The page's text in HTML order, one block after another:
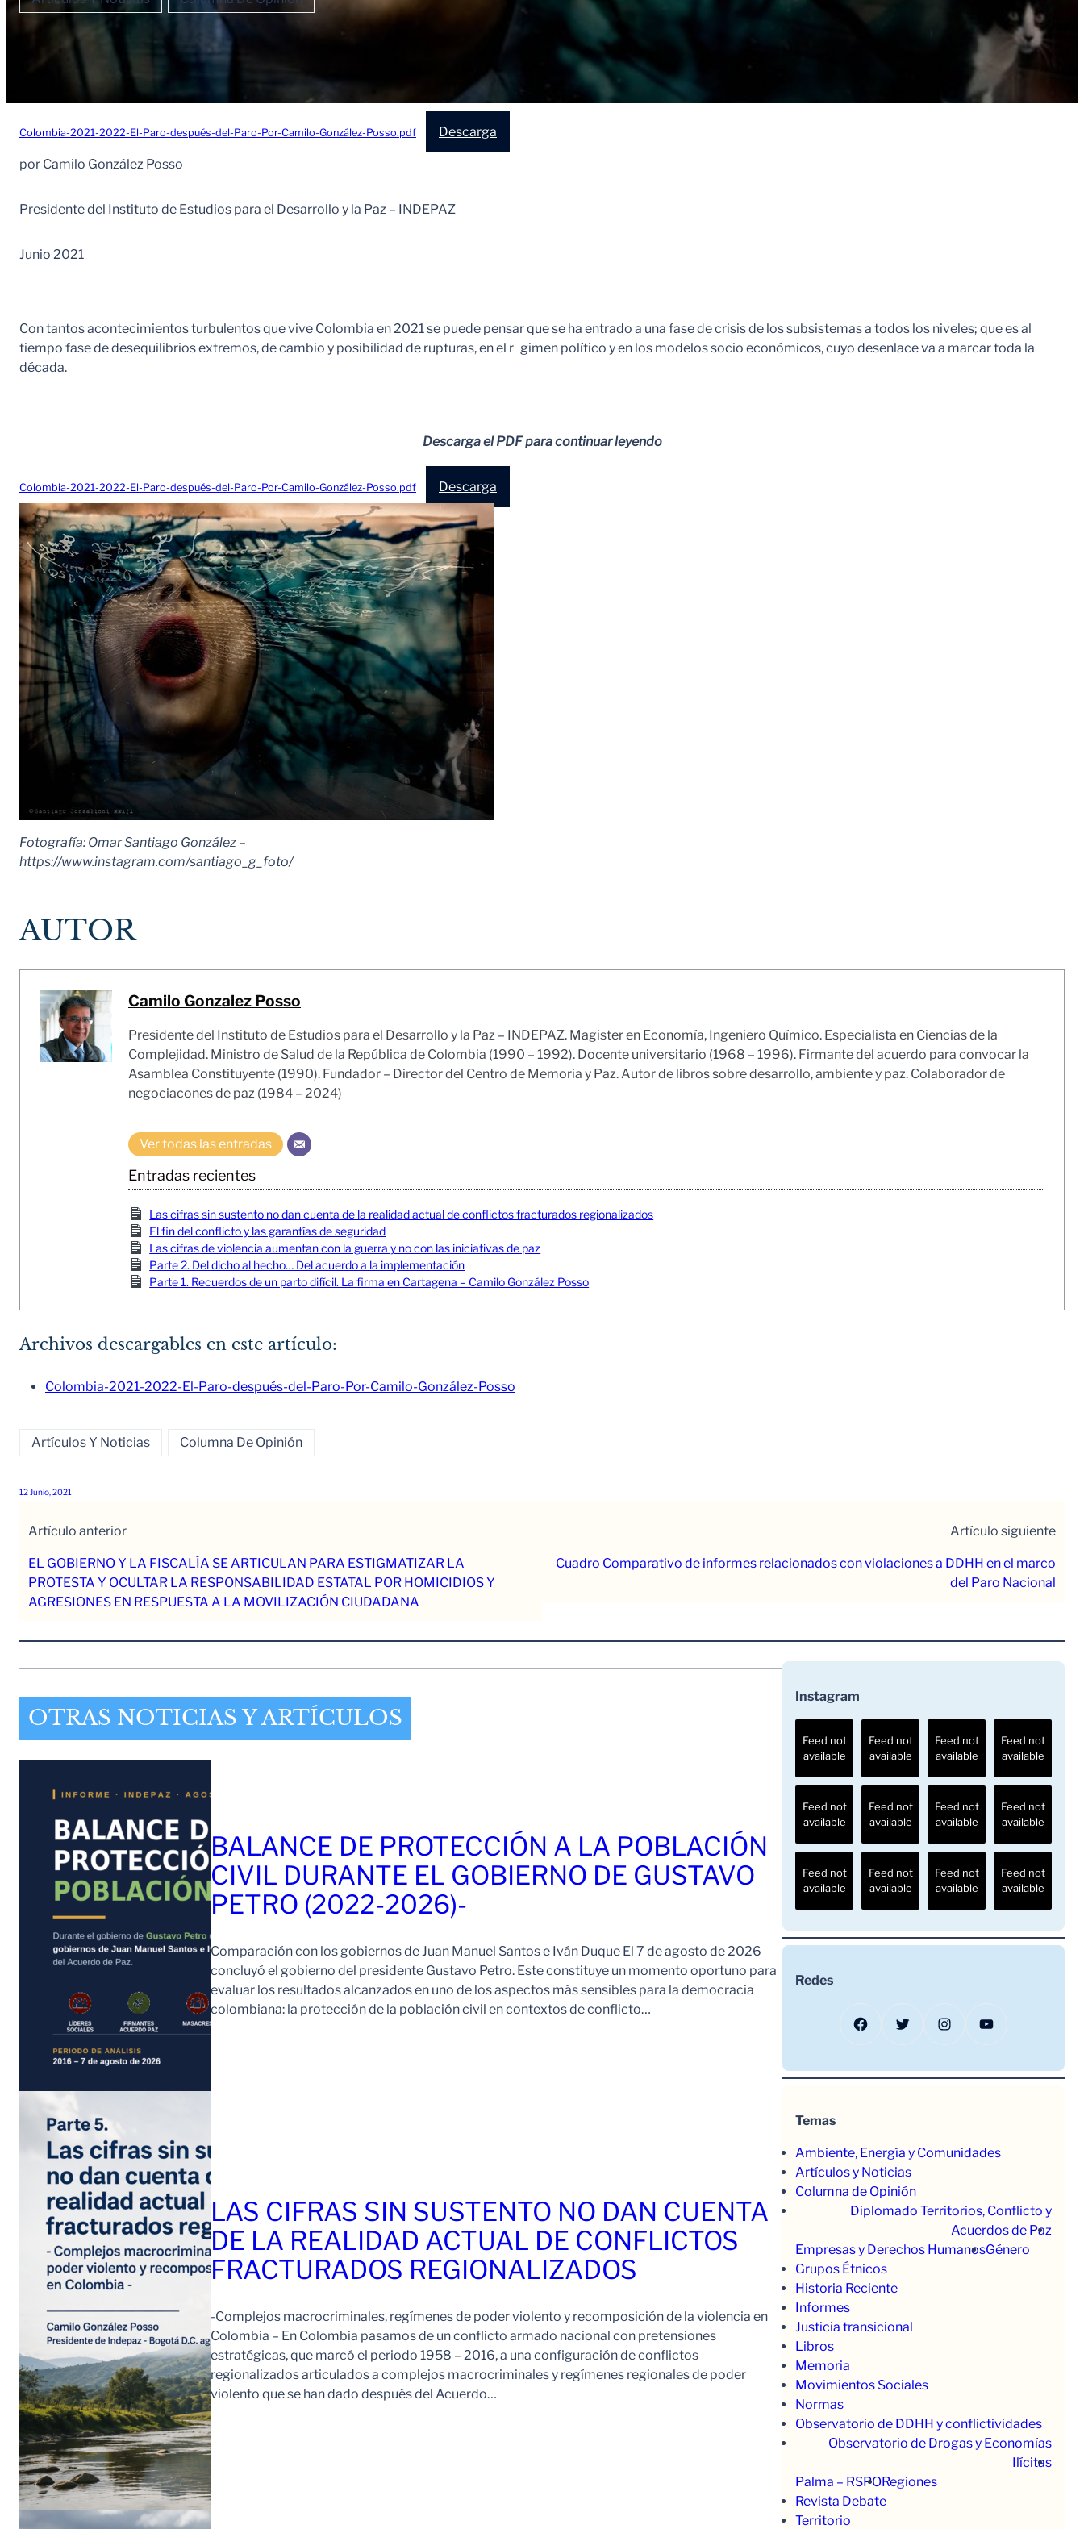
Colombia-2021-2022-El-Paro-después-del-Paro-Por-Camilo-González-Posso.pdf Descarga
por Camilo González Posso
Presidente del Instituto de Estudios para el Desarrollo y la Paz – INDEPAZ
Junio 2021
Con tantos acontecimientos turbulentos que vive Colombia en 2021 se puede pensar que se ha entrado a una fase de crisis de los subsistemas a todos los niveles; que es al
tiempo fase de desequilibrios extremos, de cambio y posibilidad de rupturas, en el r gimen político y en los modelos socio económicos, cuyo desenlace va a marcar toda la
década.
Descarga el PDF para continuar leyendo
Colombia-2021-2022-El-Paro-después-del-Paro-Por-Camilo-González-Posso.pdf Descarga
Fotografía: Omar Santiago González –
https://www.instagram.com/santiago_g_foto/
AUTOR
Camilo Gonzalez Posso
Presidente del Instituto de Estudios para el Desarrollo y la Paz – INDEPAZ. Magister en Economía, Ingeniero Químico. Especialista en Ciencias de la
Complejidad. Ministro de Salud de la República de Colombia (1990 – 1992). Docente universitario (1968 – 1996). Firmante del acuerdo para convocar la
Asamblea Constituyente (1990). Fundador – Director del Centro de Memoria y Paz. Autor de libros sobre desarrollo, ambiente y paz. Colaborador de
negociacones de paz (1984 – 2024)
Ver todas las entradas
Entradas recientes
Las cifras sin sustento no dan cuenta de la realidad actual de conflictos fracturados regionalizados
El fin del conflicto y las garantías de seguridad
Las cifras de violencia aumentan con la guerra y no con las iniciativas de paz
Parte 2. Del dicho al hecho… Del acuerdo a la implementación
Parte 1. Recuerdos de un parto difícil. La firma en Cartagena – Camilo González Posso
Archivos descargables en este artículo:
Colombia-2021-2022-El-Paro-después-del-Paro-Por-Camilo-González-Posso
Artículos Y Noticias Columna De Opinión
12 Junio, 2021
Artículo anterior
EL GOBIERNO Y LA FISCALÍA SE ARTICULAN PARA ESTIGMATIZAR LA
PROTESTA Y OCULTAR LA RESPONSABILIDAD ESTATAL POR HOMICIDIOS Y
AGRESIONES EN RESPUESTA A LA MOVILIZACIÓN CIUDADANA
Artículo siguiente
Cuadro Comparativo de informes relacionados con violaciones a DDHH en el marco
del Paro Nacional
OTRAS NOTICIAS Y ARTÍCULOS
BALANCE DE PROTECCIÓN A LA POBLACIÓN
CIVIL DURANTE EL GOBIERNO DE GUSTAVO
PETRO (2022-2026)-
Comparación con los gobiernos de Juan Manuel Santos e Iván Duque El 7 de agosto de 2026
concluyó el gobierno del presidente Gustavo Petro. Este constituye un momento oportuno para
evaluar los resultados alcanzados en uno de los aspectos más sensibles para la democracia
colombiana: la protección de la población civil en contextos de conflicto…
LAS CIFRAS SIN SUSTENTO NO DAN CUENTA
DE LA REALIDAD ACTUAL DE CONFLICTOS
FRACTURADOS REGIONALIZADOS
-Complejos macrocriminales, regímenes de poder violento y recomposición de la violencia en
Colombia – En Colombia pasamos de un conflicto armado nacional con pretensiones
estratégicas, que marcó el periodo 1958 – 2016, a una configuración de conflictos
regionalizados articulados a complejos macrocriminales y regímenes regionales de poder
violento que se han dado después del Acuerdo…
Instagram
Feed not
available
Feed not
available
Feed not
available
Feed not
available
Feed not
available
Feed not
available
Feed not
available
Feed not
available
Feed not
available
Feed not
available
Feed not
available
Feed not
available
Redes
Facebook Twitter Instagram YouTube
Temas
Ambiente, Energía y Comunidades
Artículos y Noticias
Columna de Opinión
Diplomado Territorios, Conflicto y
Acuerdos de Paz
Empresas y Derechos HumanosGénero
Grupos Étnicos
Historia Reciente
Informes
Justicia transicional
Libros
Memoria
Movimientos Sociales
Normas
Observatorio de DDHH y conflictividades
Observatorio de Drogas y Economías
Ilícitas
Palma – RSPORegiones
Revista Debate
Territorio